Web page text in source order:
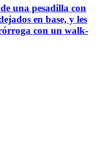
una pesadilla con
en base, y les
con un walk-